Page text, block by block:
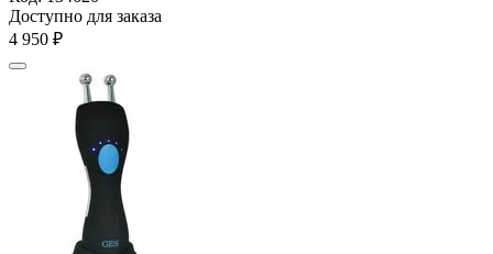
Доступно для заказа
4 950 ₽